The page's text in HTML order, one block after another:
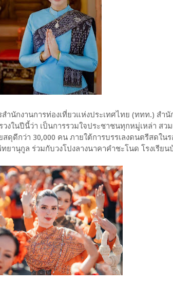
ำนักงานการท่องเที่ยวแห่งประเทศไทย (ททท.) สำนั
งในปีนี้ว่า เป็นการรวมใจประชาชนทุกหมู่เหล่า สว
ดุดีกว่า 30,000 คน ภายใต้การบรรเลงดนตรีสดใน
ยานุกูล ร่วมกับวงโปงลางนาคาคำชะโนด โรงเรียน